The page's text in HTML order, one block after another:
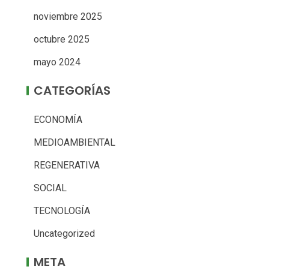
noviembre 2025
octubre 2025
mayo 2024
CATEGORÍAS
ECONOMÍA
MEDIOAMBIENTAL
REGENERATIVA
SOCIAL
TECNOLOGÍA
Uncategorized
META